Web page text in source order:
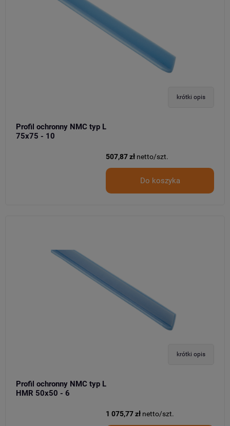
krótki opis
Profil ochronny NMC typ L
75x75 - 10
507,87 zł netto/szt.
Do koszyka
krótki opis
Profil ochronny NMC typ L
HMR 50x50 - 6
1 075,77 zł netto/szt.